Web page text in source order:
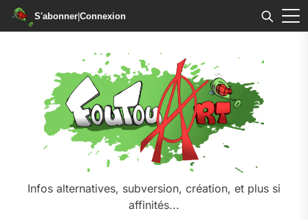
S'abonner|Connexion
Infos alternatives, subversion, création, et plus si
affinités...